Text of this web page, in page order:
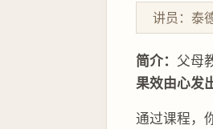
讲员：泰
简介： 父母
果效由心发
通过课程，